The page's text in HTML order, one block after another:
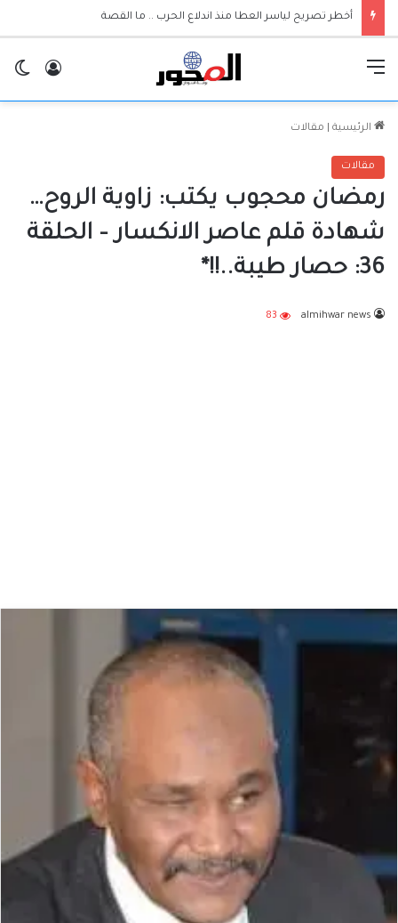
والي الجزيرة يعلن إعتماد الجامعات مرجعية لقرارات حكومة الولاية
الرئيسية مقالات
مقالات
رمضان محجوب يكتب: زاوية الروح…
شهادة قلم عاصر الانكسار – الحلقة
36: حصار طيبة..!!*
almihwar news
83